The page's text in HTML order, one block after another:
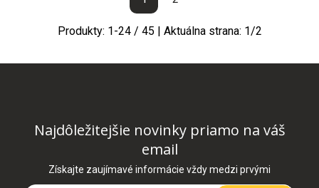
Produkty: 1-24/ 45 | Aktuálna strana: 1/2
Najdôležitejšie novinky priamo na váš
email
Získajte zaujímavé informácie vždy medzi prvými